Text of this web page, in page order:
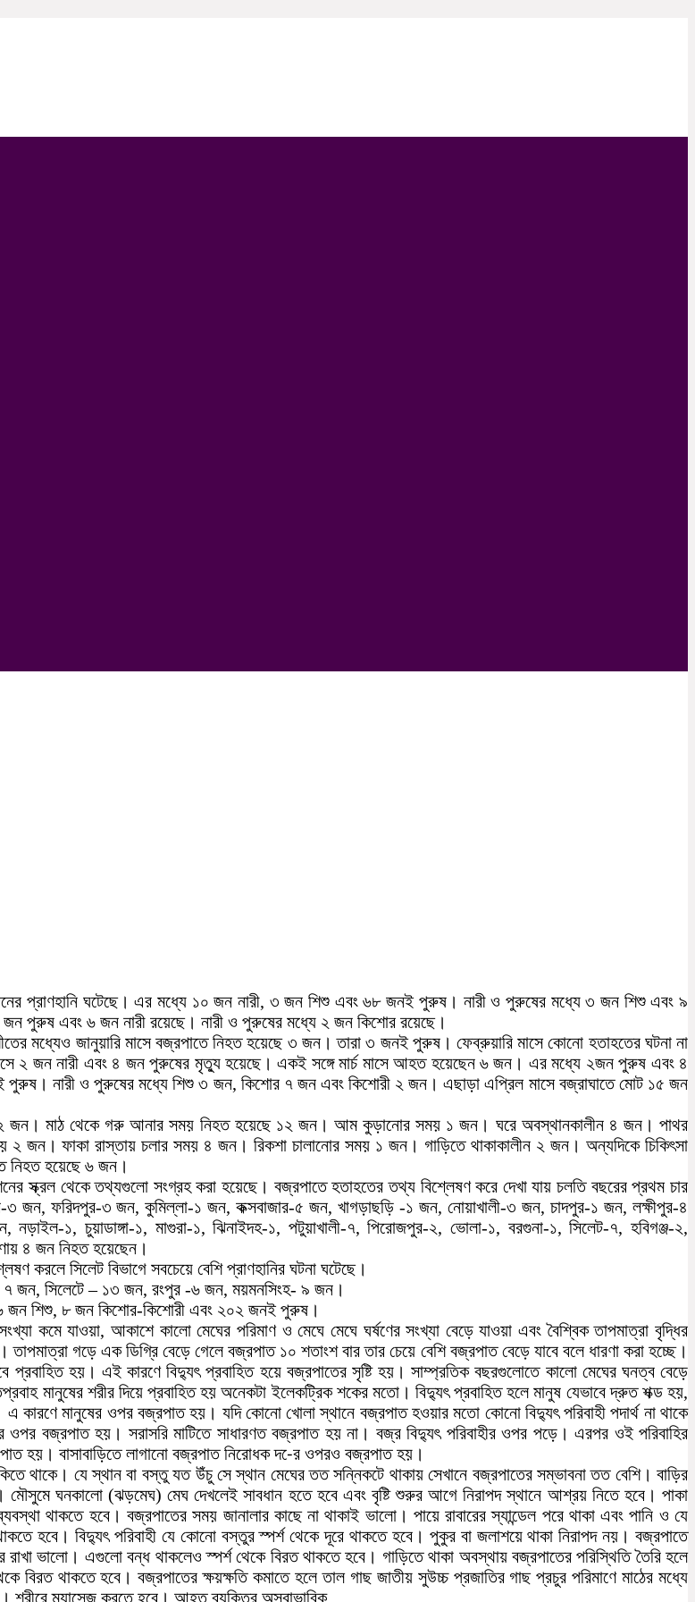
জনের প্রাণহানি ঘটেছে। এর মধ্যে ১০ জন নারী, ৩ জন শিশু এবং ৬৮ জনই পুরুষ। নারী ও পুরুষের মধ্যে ৩ জন শিশু এবং ৯
পুরুষ এবং ৬ জন নারী রয়েছে। নারী ও পুরুষের মধ্যে ২ জন কিশোর রয়েছে।
মধ্যেও জানুয়ারি মাসে বজ্রপাতে নিহত হয়েছে ৩ জন। তারা ৩ জনই পুরুষ। ফেব্রুয়ারি মাসে কোনো হতাহতের ঘটনা না
২ জন নারী এবং ৪ জন পুরুষের মৃত্যু হয়েছে। একই সঙ্গে মার্চ মাসে আহত হয়েছেন ৬ জন। এর মধ্যে ২জন পুরুষ এবং ৪
নারী ও পুরুষের মধ্যে শিশু ৩ জন, কিশোর ৭ জন এবং কিশোরী ২ জন। এছাড়া এপ্রিল মাসে বজ্রাঘাতে মোট ১৫ জন
২ জন। মাঠ থেকে গরু আনার সময় নিহত হয়েছে ১২ জন। আম কুড়ানোর সময় ১ জন। ঘরে অবস্থানকালীন ৪ জন। পাথর
জন। ফাকা রাস্তায় চলার সময় ৪ জন। রিকশা চালানোর সময় ১ জন। গাড়িতে থাকাকালীন ২ জন। অন্যদিকে চিকিৎসা
নিহত হয়েছে ৬ জন।
স্ক্রল থেকে তথ্যগুলো সংগ্রহ করা হয়েছে। বজ্রপাতে হতাহতের তথ্য বিশ্লেষণ করে দেখা যায় চলতি বছরের প্রথম চার
৩ জন, ফরিদপুর-৩ জন, কুমিল্লা-১ জন, কক্সবাজার-৫ জন, খাগড়াছড়ি -১ জন, নোয়াখালী-৩ জন, চাদপুর-১ জন, লক্ষীপুর-৪
১, চুয়াডাঙ্গা-১, মাগুরা-১, ঝিনাইদহ-১, পটুয়াখালী-৭, পিরোজপুর-২, ভোলা-১, বরগুনা-১, সিলেট-৭, হবিগঞ্জ-২,
৪ জন নিহত হয়েছেন।
করলে সিলেট বিভাগে সবচেয়ে বেশি প্রাণহানির ঘটনা ঘটেছে।
৭ জন, সিলেটে – ১৩ জন, রংপুর -৬ জন, ময়মনসিংহ- ৯ জন।
জন শিশু, ৮ জন কিশোর-কিশোরী এবং ২০২ জনই পুরুষ।
কমে যাওয়া, আকাশে কালো মেঘের পরিমাণ ও মেঘে মেঘে ঘর্ষণের সংখ্যা বেড়ে যাওয়া এবং বৈশ্বিক তাপমাত্রা বৃদ্ধির
গড়ে এক ডিগ্রি বেড়ে গেলে বজ্রপাত ১০ শতাংশ বার তার চেয়ে বেশি বজ্রপাত বেড়ে যাবে বলে ধারণা করা হচ্ছে।
প্রবাহিত হয়। এই কারণে বিদ্যুৎ প্রবাহিত হয়ে বজ্রপাতের সৃষ্টি হয়। সাম্প্রতিক বছরগুলোতে কালো মেঘের ঘনত্ব বেড়ে
মানুষের শরীর দিয়ে প্রবাহিত হয় অনেকটা ইলেকট্রিক শকের মতো। বিদ্যুৎ প্রবাহিত হলে মানুষ যেভাবে দ্রুত শক্ড হয়,
এ কারণে মানুষের ওপর বজ্রপাত হয়। যদি কোনো খোলা স্থানে বজ্রপাত হওয়ার মতো কোনো বিদ্যুৎ পরিবাহী পদার্থ না থাকে
ওপর বজ্রপাত হয়। সরাসরি মাটিতে সাধারণত বজ্রপাত হয় না। বজ্র বিদ্যুৎ পরিবাহীর ওপর পড়ে। এরপর ওই পরিবাহির
হয়। বাসাবাড়িতে লাগানো বজ্রপাত নিরোধক দ-ের ওপরও বজ্রপাত হয়।
থাকে। যে স্থান বা বস্তু যত উঁচু সে স্থান মেঘের তত সন্নিকটে থাকায় সেখানে বজ্রপাতের সম্ভাবনা তত বেশি। বাড়ির
মৌসুমে ঘনকালো (ঝড়মেঘ) মেঘ দেখলেই সাবধান হতে হবে এবং বৃষ্টি শুরুর আগে নিরাপদ স্থানে আশ্রয় নিতে হবে। পাকা
থাকতে হবে। বজ্রপাতের সময় জানালার কাছে না থাকাই ভালো। পায়ে রাবারের স্যান্ডেল পরে থাকা এবং পানি ও যে
হবে। বিদ্যুৎ পরিবাহী যে কোনো বস্তুর স্পর্শ থেকে দূরে থাকতে হবে। পুকুর বা জলাশয়ে থাকা নিরাপদ নয়। বজ্রপাতে
ভালো। এগুলো বন্ধ থাকলেও স্পর্শ থেকে বিরত থাকতে হবে। গাড়িতে থাকা অবস্থায় বজ্রপাতের পরিস্থিতি তৈরি হলে
বিরত থাকতে হবে। বজ্রপাতের ক্ষয়ক্ষতি কমাতে হলে তাল গাছ জাতীয় সুউচ্চ প্রজাতির গাছ প্রচুর পরিমাণে মাঠের মধ্যে
শরীরে ম্যাসেজ করতে হবে। আহত ব্যক্তির অস্বাভাবিক